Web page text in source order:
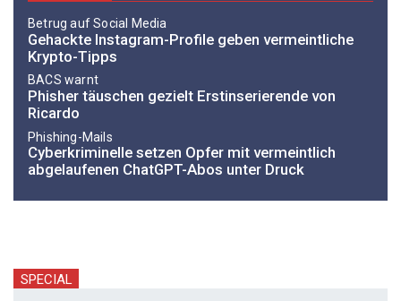
Betrug auf Social Media
Gehackte Instagram-Profile geben vermeintliche
Krypto-Tipps
BACS warnt
Phisher täuschen gezielt Erstinserierende von
Ricardo
Phishing-Mails
Cyberkriminelle setzen Opfer mit vermeintlich
abgelaufenen ChatGPT-Abos unter Druck
SPECIAL